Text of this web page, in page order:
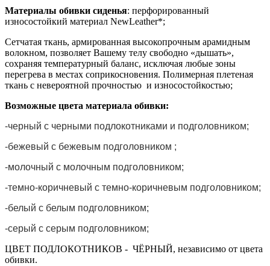
Материалы обивки сиденья: перфорированный
износостойкий материал NewLeather*;
Сетчатая ткань, армированная высокопрочным арамидным
волокном, позволяет Вашему телу свободно «дышать»,
сохраняя температурный баланс, исключая любые зоны
перегрева в местах соприкосновения. Полимерная плетеная
ткань с невероятной прочностью и износостойкостью;
Возможные цвета материала обивки:
-черный с черными подлокотниками и подголовником;
-бежевый с бежевым подголовником ;
-молочный с молочным подголовником;
-темно-коричневый с темно-коричневым подголовником;
-белый с белым подголовником;
-серый с серым подголовником;
ЦВЕТ ПОДЛОКОТНИКОВ - ЧЁРНЫЙ, независимо от цвета
обивки.